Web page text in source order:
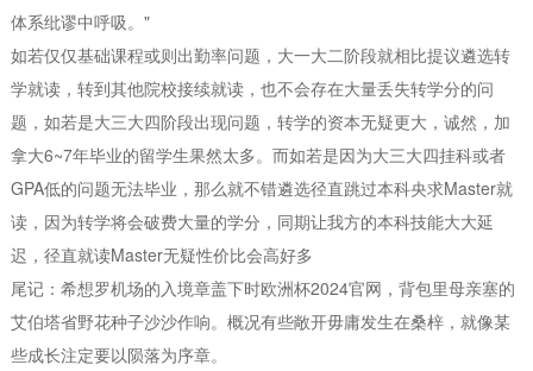
体系纰谬中呼吸。"
如若仅仅基础课程或则出勤率问题，大一大二阶段就相比提议遴选转
学就读，转到其他院校接续就读，也不会存在大量丢失转学分的问
题，如若是大三大四阶段出现问题，转学的资本无疑更大，诚然，加
拿大6~7年毕业的留学生果然太多。而如若是因为大三大四挂科或者
GPA低的问题无法毕业，那么就不错遴选径直跳过本科央求Master就
读，因为转学将会破费大量的学分，同期让我方的本科技能大大延
迟，径直就读Master无疑性价比会高好多
尾记：希想罗机场的入境章盖下时欧洲杯2024官网，背包里母亲塞的
艾伯塔省野花种子沙沙作响。概况有些敞开毋庸发生在桑梓，就像某
些成长注定要以陨落为序章。